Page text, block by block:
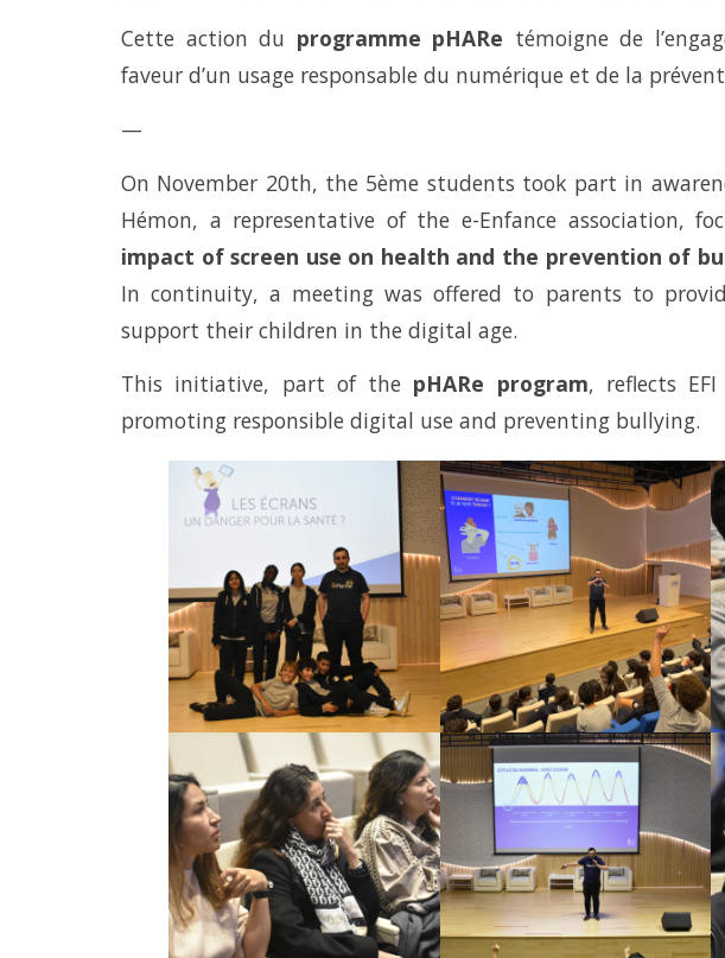
Cette action du programme pHARe témoigne de
faveur d’un usage responsable du numérique et de la
—
On November 20th, the 5ème students took part in
Hémon, a representative of the e-Enfance association,
impact of screen use on health and the prevention of
In continuity, a meeting was offered to parents to
support their children in the digital age.
This initiative, part of the pHARe program, reflects
promoting responsible digital use and preventing bullying.